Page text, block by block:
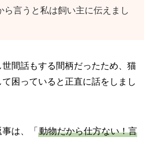
ら言うと私は飼い主に伝えまし
間話もする間柄だったため、猫
困っていると正直に話をしまし
は、「 動物だから仕方ない！言